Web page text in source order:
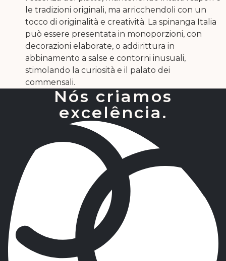
le tradizioni originali, ma arricchendoli con un
tocco di originalità e creatività. La spinanga Italia
può essere presentata in monoporzioni, con
decorazioni elaborate, o addirittura in
abbinamento a salse e contorni inusuali,
stimolando la curiosità e il palato dei
commensali.
Nós criamos
excelência.